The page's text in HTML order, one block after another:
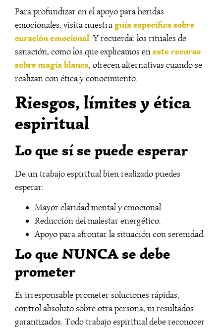
Para profundizar en el apoyo para heridas
emocionales, visita nuestraguía específica sobre
curación emocional. Y recuerda: los rituales de
sanación, como los que explicamos eneste recurso
sobre magia blanca, ofrecen alternativas cuando se
realizan con ética y conocimiento.
Riesgos, límites y ética
espiritual
Lo que sí se puede esperar
De un trabajo espiritual bien realizado puedes
esperar:
Mayor claridad mental y emocional.
Reducción del malestar energético.
Apoyo para afrontar la situación con serenidad.
Lo que NUNCA se debe
prometer
Es irresponsable prometer soluciones rápidas,
control absoluto sobre otra persona, ni resultados
garantizados. Todo trabajo espiritual debe reconocer